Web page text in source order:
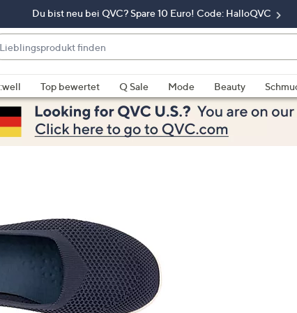
Du bist neu bei QVC? Spare 10 Euro! Code: HalloQVC
Top bewertet Q Sale Mode Beauty